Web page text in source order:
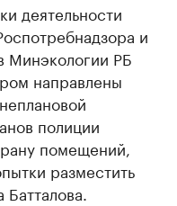
деятельности
и
Минэкологии РБ
направлены
полиции
помещений,
разместить